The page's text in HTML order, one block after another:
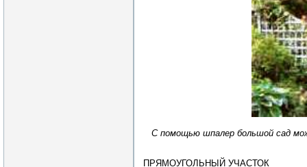
С помощью шпалер большой сад
ПРЯМОУГОЛЬНЫЙ УЧАСТОК